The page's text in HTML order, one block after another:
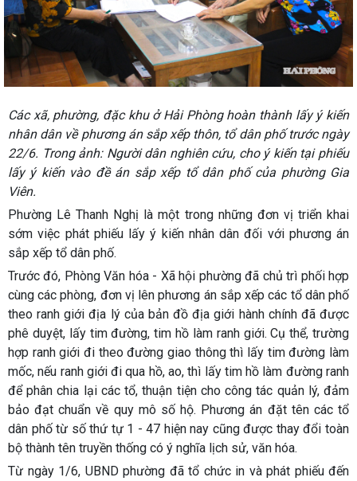
Các xã, phường, đặc khu ở Hải Phòng hoàn thành lấy ý kiến
nhân dân về phương án sắp xếp thôn, tổ dân phố trước ngày
22/6. Trong ảnh: Người dân nghiên cứu, cho ý kiến tại phiếu
lấy ý kiến vào đề án sắp xếp tổ dân phố của phường Gia
Viên.
Phường Lê Thanh Nghị là một trong những đơn vị triển khai
sớm việc phát phiếu lấy ý kiến nhân dân đối với phương án
sắp xếp tổ dân phố.
Trước đó, Phòng Văn hóa - Xã hội phường đã chủ trì phối hợp
cùng các phòng, đơn vị lên phương án sắp xếp các tổ dân phố
theo ranh giới địa lý của bản đồ địa giới hành chính đã được
phê duyệt, lấy tim đường, tim hồ làm ranh giới. Cụ thể, trường
hợp ranh giới đi theo đường giao thông thì lấy tim đường làm
mốc, nếu ranh giới đi qua hồ, ao, thì lấy tim hồ làm đường ranh
để phân chia lại các tổ, thuận tiện cho công tác quản lý, đảm
bảo đạt chuẩn về quy mô số hộ. Phương án đặt tên các tổ
dân phố từ số thứ tự 1 - 47 hiện nay cũng được thay đổi toàn
bộ thành tên truyền thống có ý nghĩa lịch sử, văn hóa.
Từ ngày 1/6, UBND phường đã tổ chức in và phát phiếu đến